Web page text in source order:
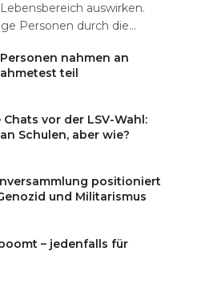
auswirken.
Personen durch die...
nahmen an
teil
vor der LSV-Wahl:
Schulen, aber wie?
positioniert
und Militarismus
– jedenfalls für